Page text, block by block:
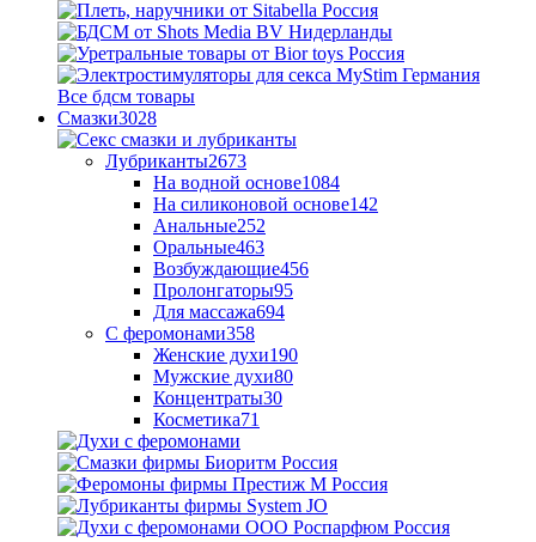
Все бдсм товары
Смазки3028
Лубриканты2673
На водной основе1084
На силиконовой основе142
Анальные252
Оральные463
Возбуждающие456
Пролонгаторы95
Для массажа694
С феромонами358
Женские духи190
Мужские духи80
Концентраты30
Косметика71